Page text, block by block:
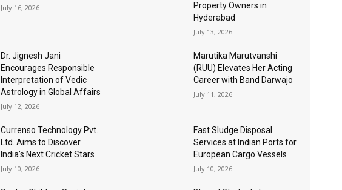
July 16, 2026
Property Owners in
Hyderabad
July 13, 2026
Dr. Jignesh Jani
Encourages Responsible
Interpretation of Vedic
Astrology in Global Affairs
July 12, 2026
Marutika Marutvanshi
(RUU) Elevates Her Acting
Career with Band Darwajo
July 11, 2026
Currenso Technology Pvt.
Ltd. Aims to Discover
India’s Next Cricket Stars
July 10, 2026
Fast Sludge Disposal
Services at Indian Ports for
European Cargo Vessels
July 10, 2026